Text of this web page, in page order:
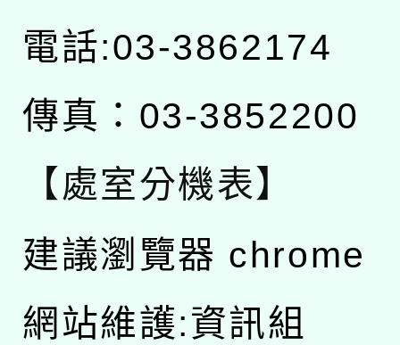
電話:03-3862174
傳真：03-3852200
【處室分機表】
建議瀏覽器 chrome
網站維護:資訊組